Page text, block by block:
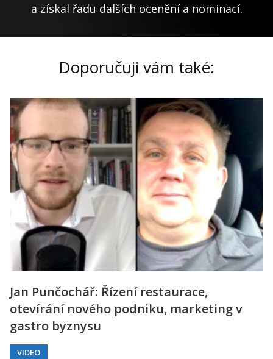
a získal řadu dalších ocenění a nominací.
Doporučuji vám také:
Jan Punčochář: Řízení restaurace,
otevírání nového podniku, marketing v
gastro byznysu
VIDEO